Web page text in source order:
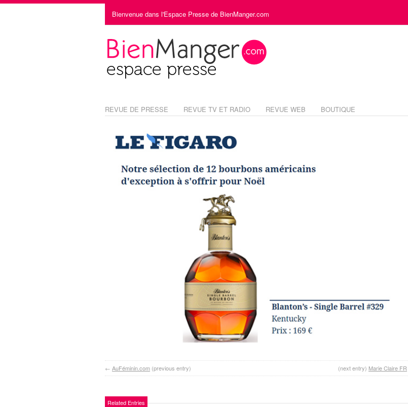
Bienvenue dans l'Espace Presse de BienManger.com
REVUE DE PRESSE REVUE TV ET RADIO REVUE WEB BOUTIQUE
← AuFéminin.com (previous entry) (next entry) Marie Claire FR
Related Entries